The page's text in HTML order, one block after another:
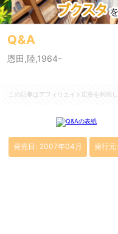
Q&A
恩田,陸,1964-
この記事はアフィリエイト広告を利用
発売日: 2007年04月 発行元